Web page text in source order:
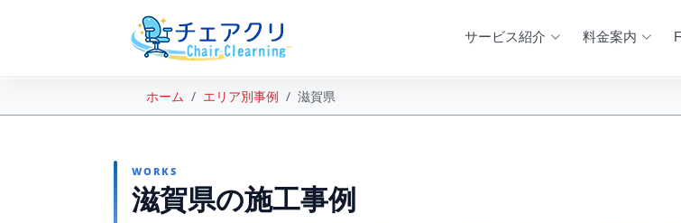
サービス紹介 料金案内
ホーム エリア別事例 滋賀県
WORKS
滋賀県の施工事例